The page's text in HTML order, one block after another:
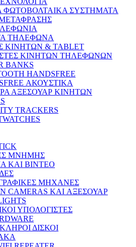
ΣΥΣΤΗΜΑΤΑ
ΤΗΛΕΦΩΝΑ
ΚΙΝΗΤΩΝ & TABLET
ΚΙΝΗΤΩΝ ΤΗΛΕΦΩΝΩΝ
BANKS
HANDSFREE
ΑΚΟΥΣΤΙΚΑ
ΑΞΕΣΟΥΑΡ ΚΙΝΗΤΩΝ
TRACKERS
ΜΝΗΜΗΣ
ΚΑΙ ΒΙΝΤΕΟ
ΜΗΧΑΝΕΣ
CAMERAS KAI ΑΞΕΣΟΥΑΡ
ΥΠΟΛΟΓΙΣΤΕΣ
ΔΙΣΚΟΙ